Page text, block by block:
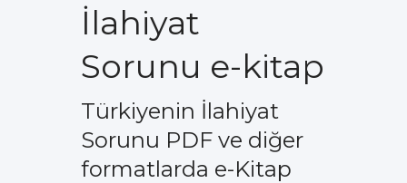
İlahiyat
Sorunu e-kitap
Türkiyenin İlahiyat
Sorunu PDF ve diğer
formatlarda e-Kitap